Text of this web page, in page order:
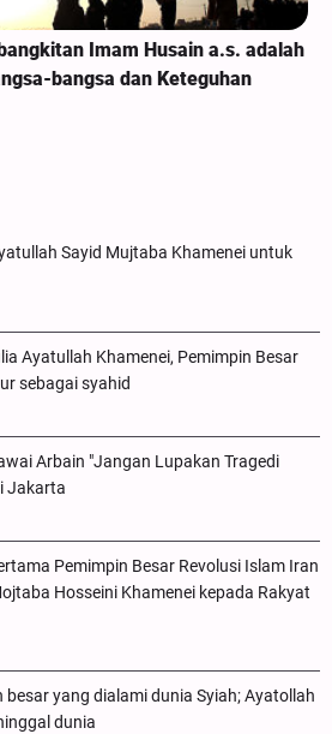
Imam Husain a.s. adalah
bangsa dan Keteguhan
Sayid Mujtaba Khamenei untuk
Ayatullah Khamenei, Pemimpin Besar
sebagai syahid
Arbain "Jangan Lupakan Tragedi
Jakarta
Pemimpin Besar Revolusi Islam Iran
Hosseini Khamenei kepada Rakyat
besar yang dialami dunia Syiah; Ayatollah
dunia